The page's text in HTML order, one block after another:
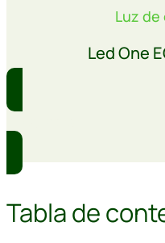
Luz
Led One
Tabla de